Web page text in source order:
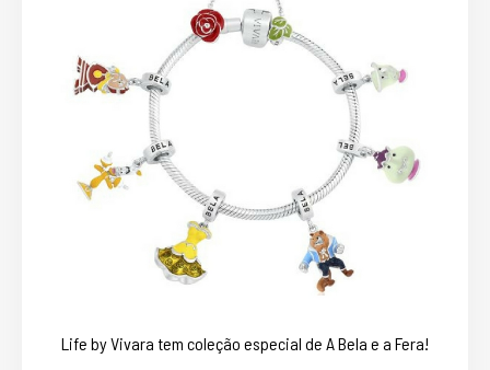
Life by Vivara tem coleção especial de A Bela e a Fera!